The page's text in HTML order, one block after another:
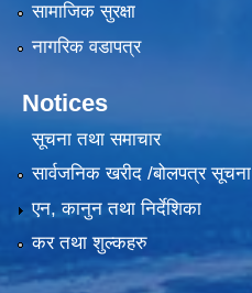
सामाजिक सुरक्षा
नागरिक वडापत्र
Notices
सूचना तथा समाचार
सार्वजनिक खरीद /बोलपत्र सूचना
एन, कानुन तथा निर्देशिका
कर तथा शुल्कहरु